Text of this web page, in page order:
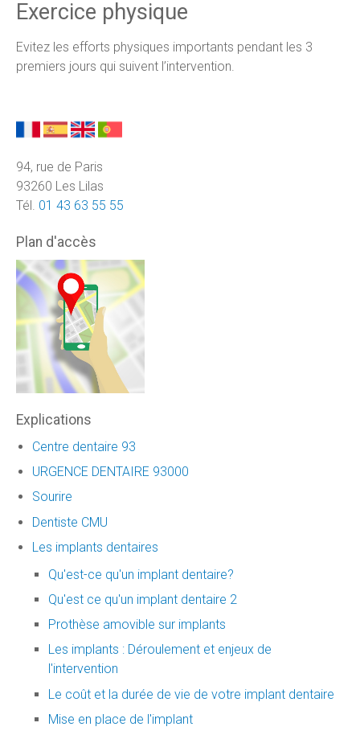
Exercice physique
Evitez les efforts physiques importants pendant les 3
premiers jours qui suivent l’intervention.
94, rue de Paris
93260 Les Lilas
Tél. 01 43 63 55 55
Plan d'accès
Explications
Centre dentaire 93
URGENCE DENTAIRE 93000
Sourire
Dentiste CMU
Les implants dentaires
Qu'est-ce qu'un implant dentaire?
Qu'est ce qu'un implant dentaire 2
Prothèse amovible sur implants
Les implants : Déroulement et enjeux de
l'intervention
Le coût et la durée de vie de votre implant dentaire
Mise en place de l'implant